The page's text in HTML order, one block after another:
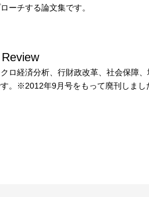
ーチする論文集です。
ロ経済分析、行財政改革、社会保障
。※2012年9月号をもって廃刊しまし